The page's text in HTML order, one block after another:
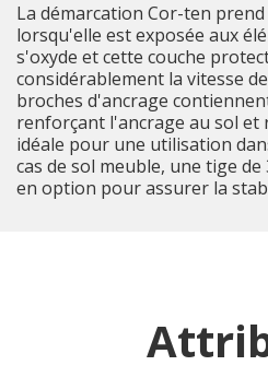
La démarcation Cor-ten
lorsqu'elle est exposée aux
s'oxyde et cette couche
considérablement la vitesse
broches d'ancrage
renforçant l'ancrage au sol et
idéale pour une utilisation
cas de sol meuble, une tige
en option pour assurer la